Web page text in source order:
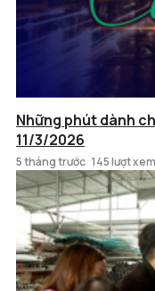
Những phút dành
11/3/2026
5 tháng trước 145 lượt xem